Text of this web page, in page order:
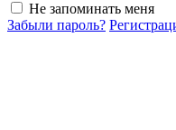
Не запоминать меня
Забыли пароль?